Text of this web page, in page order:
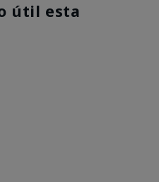
útil esta